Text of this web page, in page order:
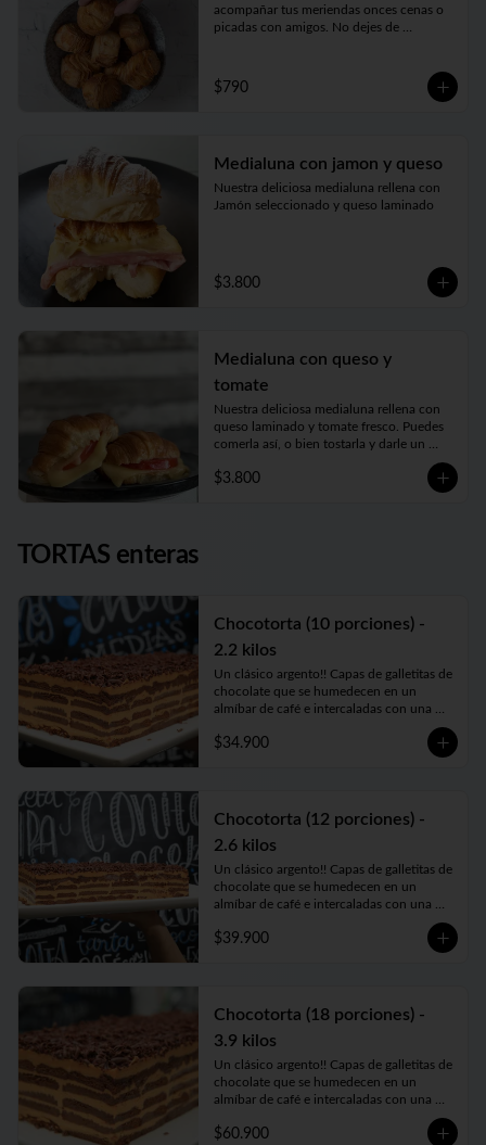
acompañar tus meriendas onces cenas o
picadas con amigos. No dejes de
$790
Medialuna con jamon y queso
Nuestra deliciosa medialuna rellena con
Jamón seleccionado y queso laminado
$3.800
Medialuna con queso y
tomate
Nuestra deliciosa medialuna rellena con
queso laminado y tomate fresco. Puedes
comerla así, o bien tostarla y darle un
$3.800
TORTAS enteras
Chocotorta (10 porciones) -
2.2 kilos
Un clásico argento!! Capas de galletitas de
chocolate que se humedecen en un
almíbar de café e intercaladas con una
crema de dulce de leche. Una verdadera
bomba de sabor. Comen hasta 20
$34.900
Chocotorta (12 porciones) -
2.6 kilos
Un clásico argento!! Capas de galletitas de
chocolate que se humedecen en un
almíbar de café e intercaladas con una
crema de dulce de leche. Una verdadera
bomba de sabor. Comen hasta 24
$39.900
Chocotorta (18 porciones) -
3.9 kilos
Un clásico argento!! Capas de galletitas de
chocolate que se humedecen en un
almíbar de café e intercaladas con una
crema de dulce de leche. Una verdadera
bomba de sabor. Comen hasta 36
$60.900